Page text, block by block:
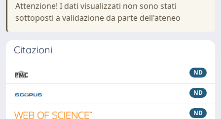
Attenzione! I dati visualizzati non sono stati
sottoposti a validazione da parte dell'ateneo
Citazioni
ND
ND
ND